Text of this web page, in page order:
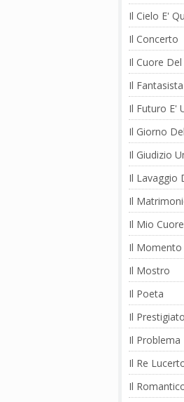
Il Cielo E'
Il Concerto
Il Cuore
Il Fantasista
Il Futuro E'
Il Giorno
Il Giudizio
Il Lavaggio
Il
Il Mio
Il Momento
Il Mostro
Il Poeta
Il
Il Problema
Il Re
Il